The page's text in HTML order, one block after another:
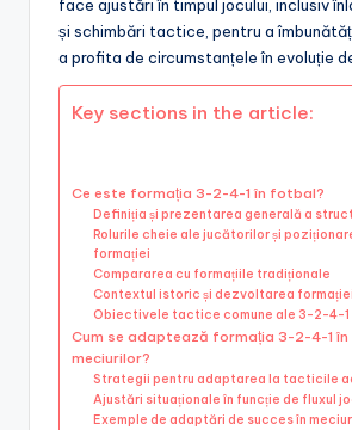
face ajustări în timpul jocului, inclusiv
și schimbări tactice, pentru a
a profita de circumstanțele în evoluție
Key sections in the article:
Ce este formația 3-2-4-1 în fotbal?
Definiția și prezentarea generală a
Rolurile cheie ale jucătorilor și
formației
Compararea cu formațiile tradiționale
Contextul istoric și dezvoltarea formației
Obiectivele tactice comune ale 3-2-4-1
Cum se adaptează formația 3-2-4-1 în
meciurilor?
Strategii pentru adaptarea la tacticile
Ajustări situaționale în funcție de fluxul
Exemple de adaptări de succes în